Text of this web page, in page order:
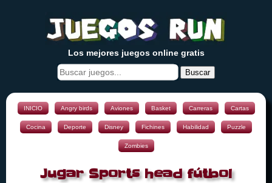
Los mejores juegos online gratis
Buscar
INICIO Angry birds Aviones Basket Carreras Cartas
Cocina Deporte Disney Fichines Habilidad Puzzle
Zombies
Jugar Sports head fútbol